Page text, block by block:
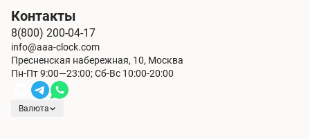
Контакты
8(800) 200-04-17
info@aaa-clock.com
Пресненская набережная, 10, Москва
Пн-Пт 9:00—23:00; Сб-Вс 10:00-20:00
Валюта